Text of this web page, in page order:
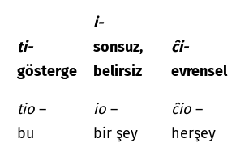
ti-
gösterge
i-
sonsuz,
belirsiz
ĉi-
evrensel
tio –
bu
io –
bir şey
ĉio –
herşey